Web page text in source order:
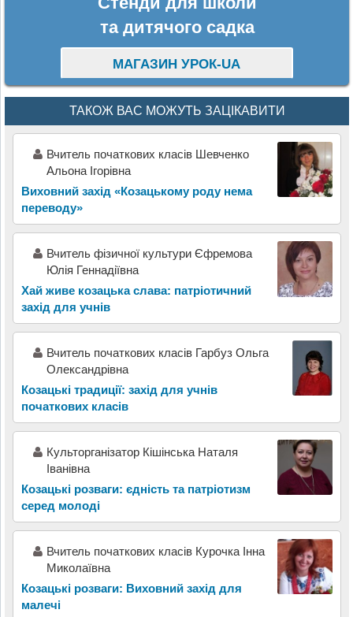
та дитячого садка
МАГАЗИН УРОК-UA
ТАКОЖ ВАС МОЖУТЬ ЗАЦІКАВИТИ
Вчитель початкових класів Шевченко
Альона Ігорівна
Виховний захід «Козацькому роду нема
переводу»
Вчитель фізичної культури Єфремова
Юлія Геннадіївна
Хай живе козацька слава: патріотичний
захід для учнів
Вчитель початкових класів Гарбуз Ольга
Олександрівна
Козацькі традиції: захід для учнів
початкових класів
Культорганізатор Кішінська Наталя
Іванівна
Козацькі розваги: єдність та патріотизм
серед молоді
Вчитель початкових класів Курочка Інна
Миколаївна
Козацькі розваги: Виховний захід для
малечі